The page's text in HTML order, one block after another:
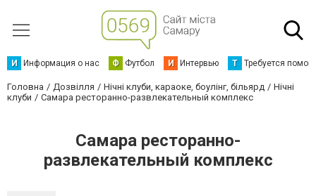
И Информация о нас Ф Футбол И Интервью Т Требуется
Головна Дозвілля Нічні клуби, караоке, боулінг, більярд
Нічні
клуби
Самара ресторанно-развлекательный комплекс
Самара ресторанно-
развлекательный комплекс